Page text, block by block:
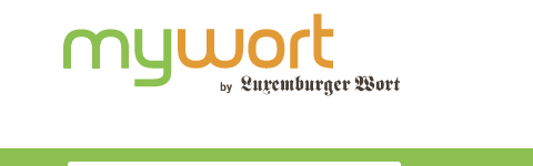
month
free